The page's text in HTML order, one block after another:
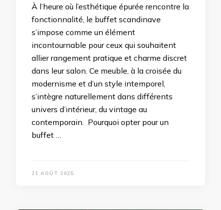
À l’heure où l’esthétique épurée rencontre la
fonctionnalité, le buffet scandinave
s’impose comme un élément
incontournable pour ceux qui souhaitent
allier rangement pratique et charme discret
dans leur salon. Ce meuble, à la croisée du
modernisme et d’un style intemporel,
s’intègre naturellement dans différents
univers d’intérieur, du vintage au
contemporain. Pourquoi opter pour un
buffet …
21 AOÛT 2025